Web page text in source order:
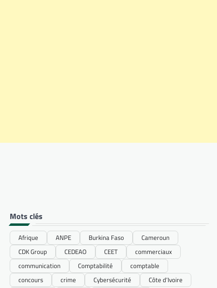
Mots clés
Afrique ANPE Burkina Faso
Cameroun
CDK Group
CEDEAO CEET
commerciaux
communication
Comptabilité
comptable
concours
crime Cybersécurité
Côte d’Ivoire